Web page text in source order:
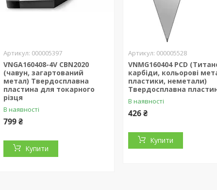
000005397
VNGA160408-4V CBN2020
(чавун, загартований
метал) Твердосплавна
пластина для токарного
різця
В наявності
799 ₴
Купити
000005528
VNMG160404 PCD
карбіди, кольорові
пластики, неметали)
Твердосплавна
В наявності
426 ₴
Купити